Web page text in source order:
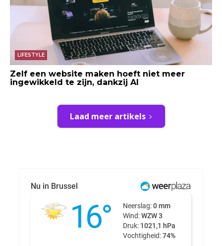
LIFESTYLE
Zelf een website maken hoeft niet meer
ingewikkeld te zijn, dankzij AI
Laad meer artikels